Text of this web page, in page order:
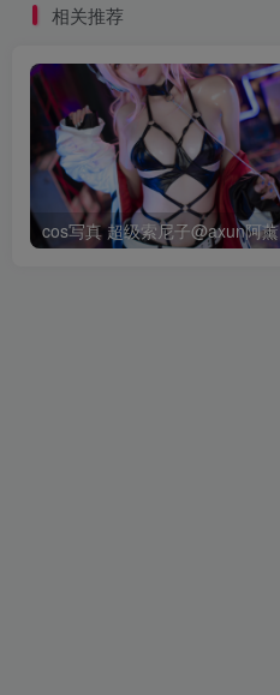
相关推荐
cos写真 超级索尼子@axun阿薰